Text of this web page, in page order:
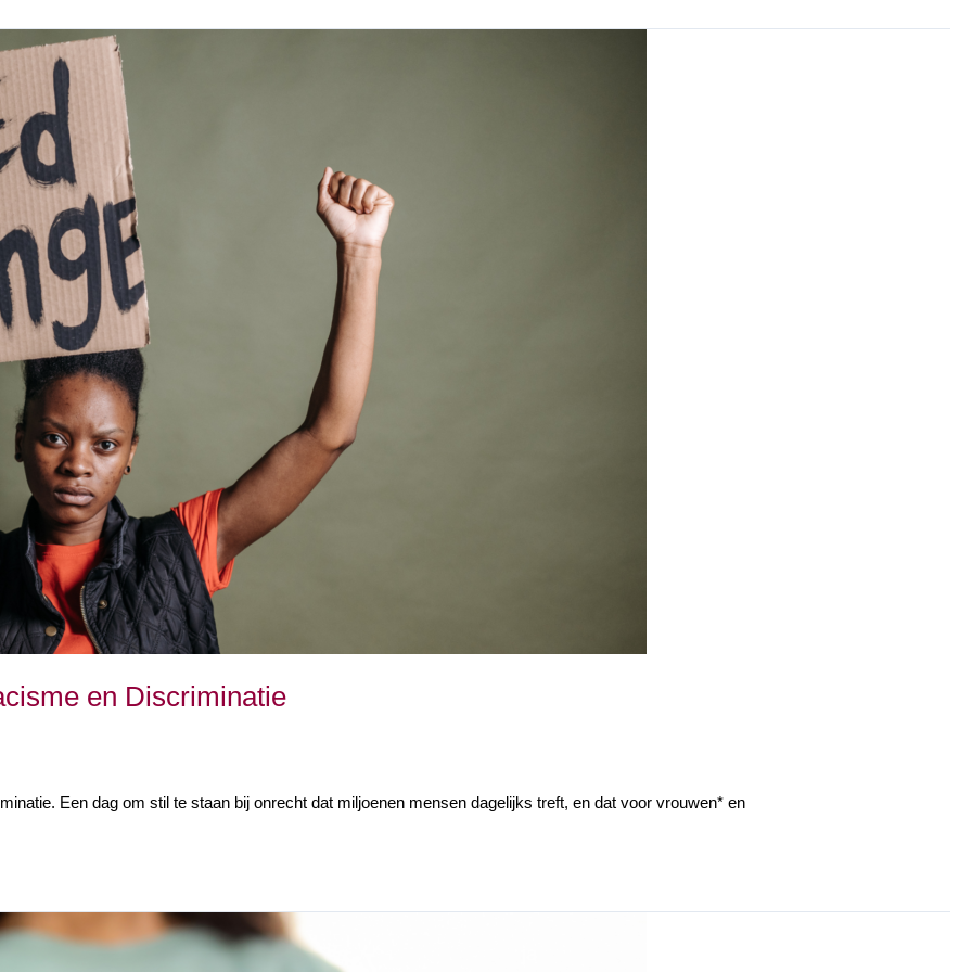
en Discriminatie
Een dag om stil te staan bij onrecht dat miljoenen mensen dagelijks treft, en dat voor vrouwen* en